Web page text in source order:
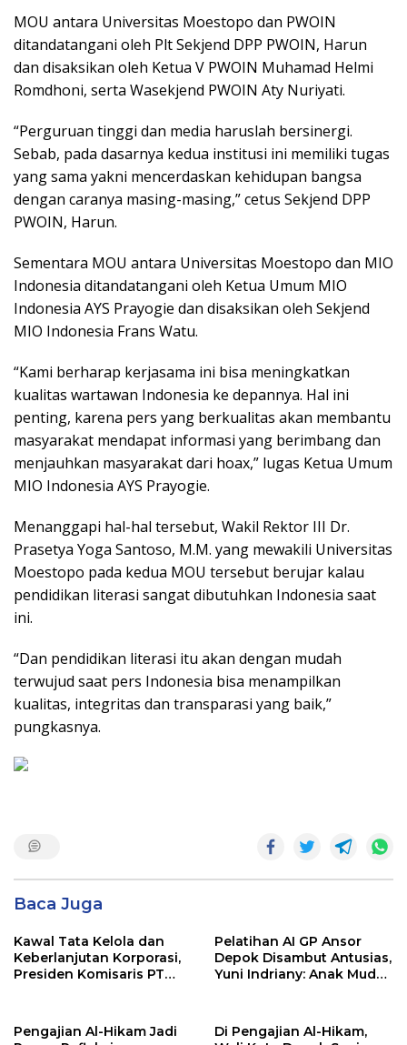
MOU antara Universitas Moestopo dan PWOIN
ditandatangani oleh Plt Sekjend DPP PWOIN, Harun
dan disaksikan oleh Ketua V PWOIN Muhamad Helmi
Romdhoni, serta Wasekjend PWOIN Aty Nuriyati.
“Perguruan tinggi dan media haruslah bersinergi.
Sebab, pada dasarnya kedua institusi ini memiliki tugas
yang sama yakni mencerdaskan kehidupan bangsa
dengan caranya masing-masing,” cetus Sekjend DPP
PWOIN, Harun.
Sementara MOU antara Universitas Moestopo dan MIO
Indonesia ditandatangani oleh Ketua Umum MIO
Indonesia AYS Prayogie dan disaksikan oleh Sekjend
MIO Indonesia Frans Watu.
“Kami berharap kerjasama ini bisa meningkatkan
kualitas wartawan Indonesia ke depannya. Hal ini
penting, karena pers yang berkualitas akan membantu
masyarakat mendapat informasi yang berimbang dan
menjauhkan masyarakat dari hoax,” lugas Ketua Umum
MIO Indonesia AYS Prayogie.
Menanggapi hal-hal tersebut, Wakil Rektor III Dr.
Prasetya Yoga Santoso, M.M. yang mewakili Universitas
Moestopo pada kedua MOU tersebut berujar kalau
pendidikan literasi sangat dibutuhkan Indonesia saat
ini.
“Dan pendidikan literasi itu akan dengan mudah
terwujud saat pers Indonesia bisa menampilkan
kualitas, integritas dan transparasi yang baik,”
pungkasnya.
Baca Juga
Kawal Tata Kelola dan
Keberlanjutan Korporasi,
Presiden Komisaris PT
Global
Pelatihan AI GP Ansor
Depok Disambut Antusias,
Yuni Indriany: Anak Muda
Pengajian Al-Hikam Jadi
Di Pengajian Al-Hikam,